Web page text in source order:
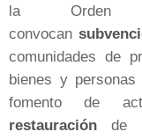
la
convocan
comunidades de
bienes y
fomento de
restauración de